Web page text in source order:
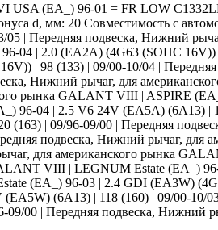
(EA_) 96-01 = FR LOW
d, мм: 20 Совместимость с
| Передняя подвеска, Нижний
| 2.0 (EA2A) (4G63 (SOHC
| 98 (133) | 09/00-10/04 |
Нижний рычаг, для
рынка GALANT VIII | ASPIRE
04 | 2.5 V6 24V (EA5A) (6A13) |
| 09/96-09/00 | Передняя
подвеска, Нижний рычаг,
для американского рынка
VIII | LEGNUM Estate (EA_)
(EA_) 96-03 | 2.4 GDI (EA3W)
(6A13) | 118 (160) | 09/00-10/
00 | Передняя подвеска, Нижний